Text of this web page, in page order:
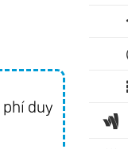
phí duy